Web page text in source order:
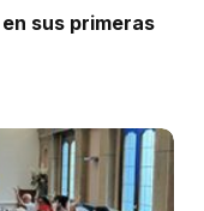
sus primeras